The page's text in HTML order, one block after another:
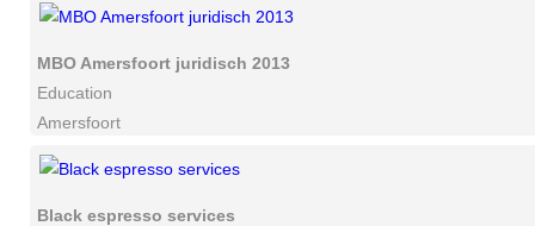
MBO Amersfoort juridisch 2013
Education
Amersfoort
Black espresso services